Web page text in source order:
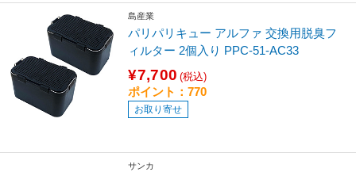
島産業
パリパリキュー アルファ 交換用脱臭フ
ィルター 2個入り PPC-51-AC33
¥7,700 (税込)
ポイント：770
お取り寄せ
サンカ